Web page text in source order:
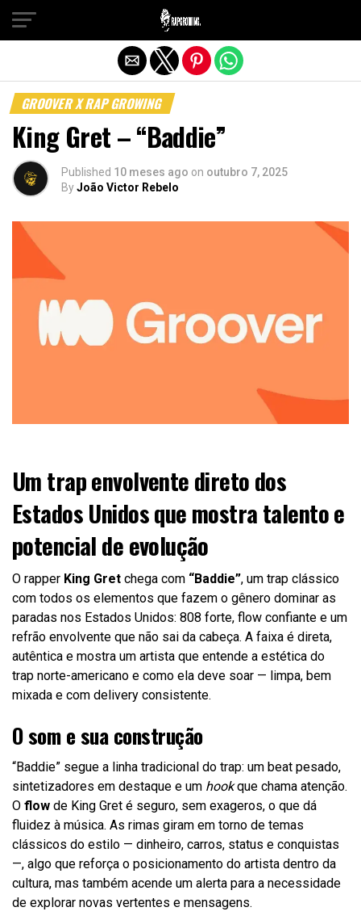
GROOVER X RAP GROWING
King Gret – “Baddie”
Published 10 meses ago on outubro 7, 2025
ByJoão Victor Rebelo
Um trap envolvente direto dos
Estados Unidos que mostra talento e
potencial de evolução
O rapper King Gret chega com “Baddie”, um trap clássico
com todos os elementos que fazem o gênero dominar as
paradas nos Estados Unidos: 808 forte, flow confiante e um
refrão envolvente que não sai da cabeça. A faixa é direta,
autêntica e mostra um artista que entende a estética do
trap norte-americano e como ela deve soar — limpa, bem
mixada e com delivery consistente.
O som e sua construção
“Baddie” segue a linha tradicional do trap: um beat pesado,
sintetizadores em destaque e um hookque chama atenção.
O flow de King Gret é seguro, sem exageros, o que dá
fluidez à música. As rimas giram em torno de temas
clássicos do estilo — dinheiro, carros, status e conquistas
—, algo que reforça o posicionamento do artista dentro da
cultura, mas também acende um alerta para a necessidade
de explorar novas vertentes e mensagens.
Sair da versão mobile